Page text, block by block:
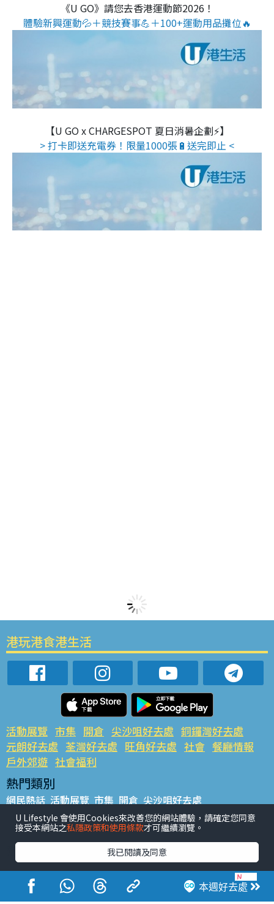
《U GO》請您去香港運動節2026！
體驗新興運動💦＋競技賽事💪＋100+運動用品攤位🔥
【U GO x CHARGESPOT 夏日消暑企劃⚡】
> 打卡即送充電券！限量1000張🔋送完即止 <
本週好去處
港玩港食港生活
活動展覽 市集 開倉 尖沙咀好去處 銅鑼灣好去處
元朗好去處 荃灣好去處 旺角好去處 社會 餐廳情報
戶外郊遊 社會福利
熱門類別
網民熱話 活動展覽 市集 開倉 尖沙咀好去處
銅鑼灣好去處 元朗好去處 荃灣好去處 旺角好去處 社會
餐廳情報 戶外郊遊
熱門標籤
#UGO搵好去處 #人氣活動推介 #美食社群熱話
#親子玩樂好去處
#ULifestyle應用程式
#限時搶
#UJetso禮物放送
#ULifestyle商戶中心 #著數
U Lifestyle 會使用Cookies來改善您的網站體驗，請確定您同意
接受本網站之私隱政策和使用條款才可繼續瀏覽。
我已閱讀及同意